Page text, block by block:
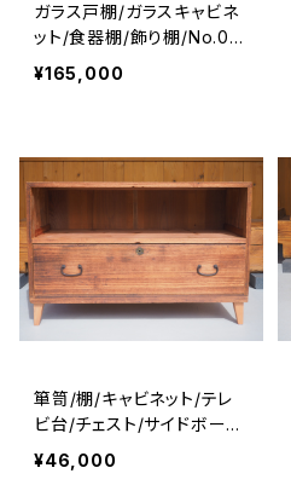
ガラス戸棚/ガラスキャビネ
ット/食器棚/飾り棚/No.03
24
¥165,000
箪笥/棚/キャビネット/テレ
ビ台/チェスト/サイドボード/
No.0232-2
¥46,000